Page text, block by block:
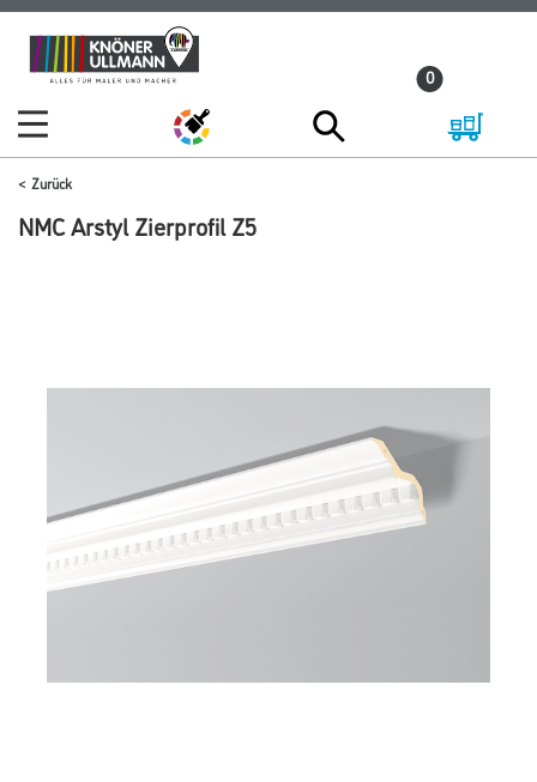
Zum
Inhalt
Zum
Navigationsmenü
0
Zurück
NMC Arstyl Zierprofil Z5